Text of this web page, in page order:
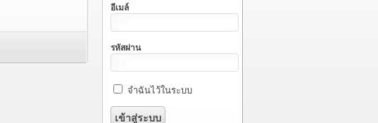
อีเมล์
รหัสผ่าน
จำฉันไว้ในระบบ